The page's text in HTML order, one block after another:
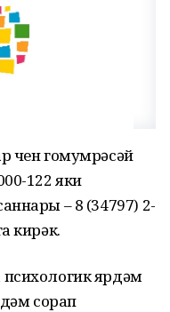
гомумрәсәй
122 яки
– 8 (34797) 2-
кирәк.
ярдәм
сорап